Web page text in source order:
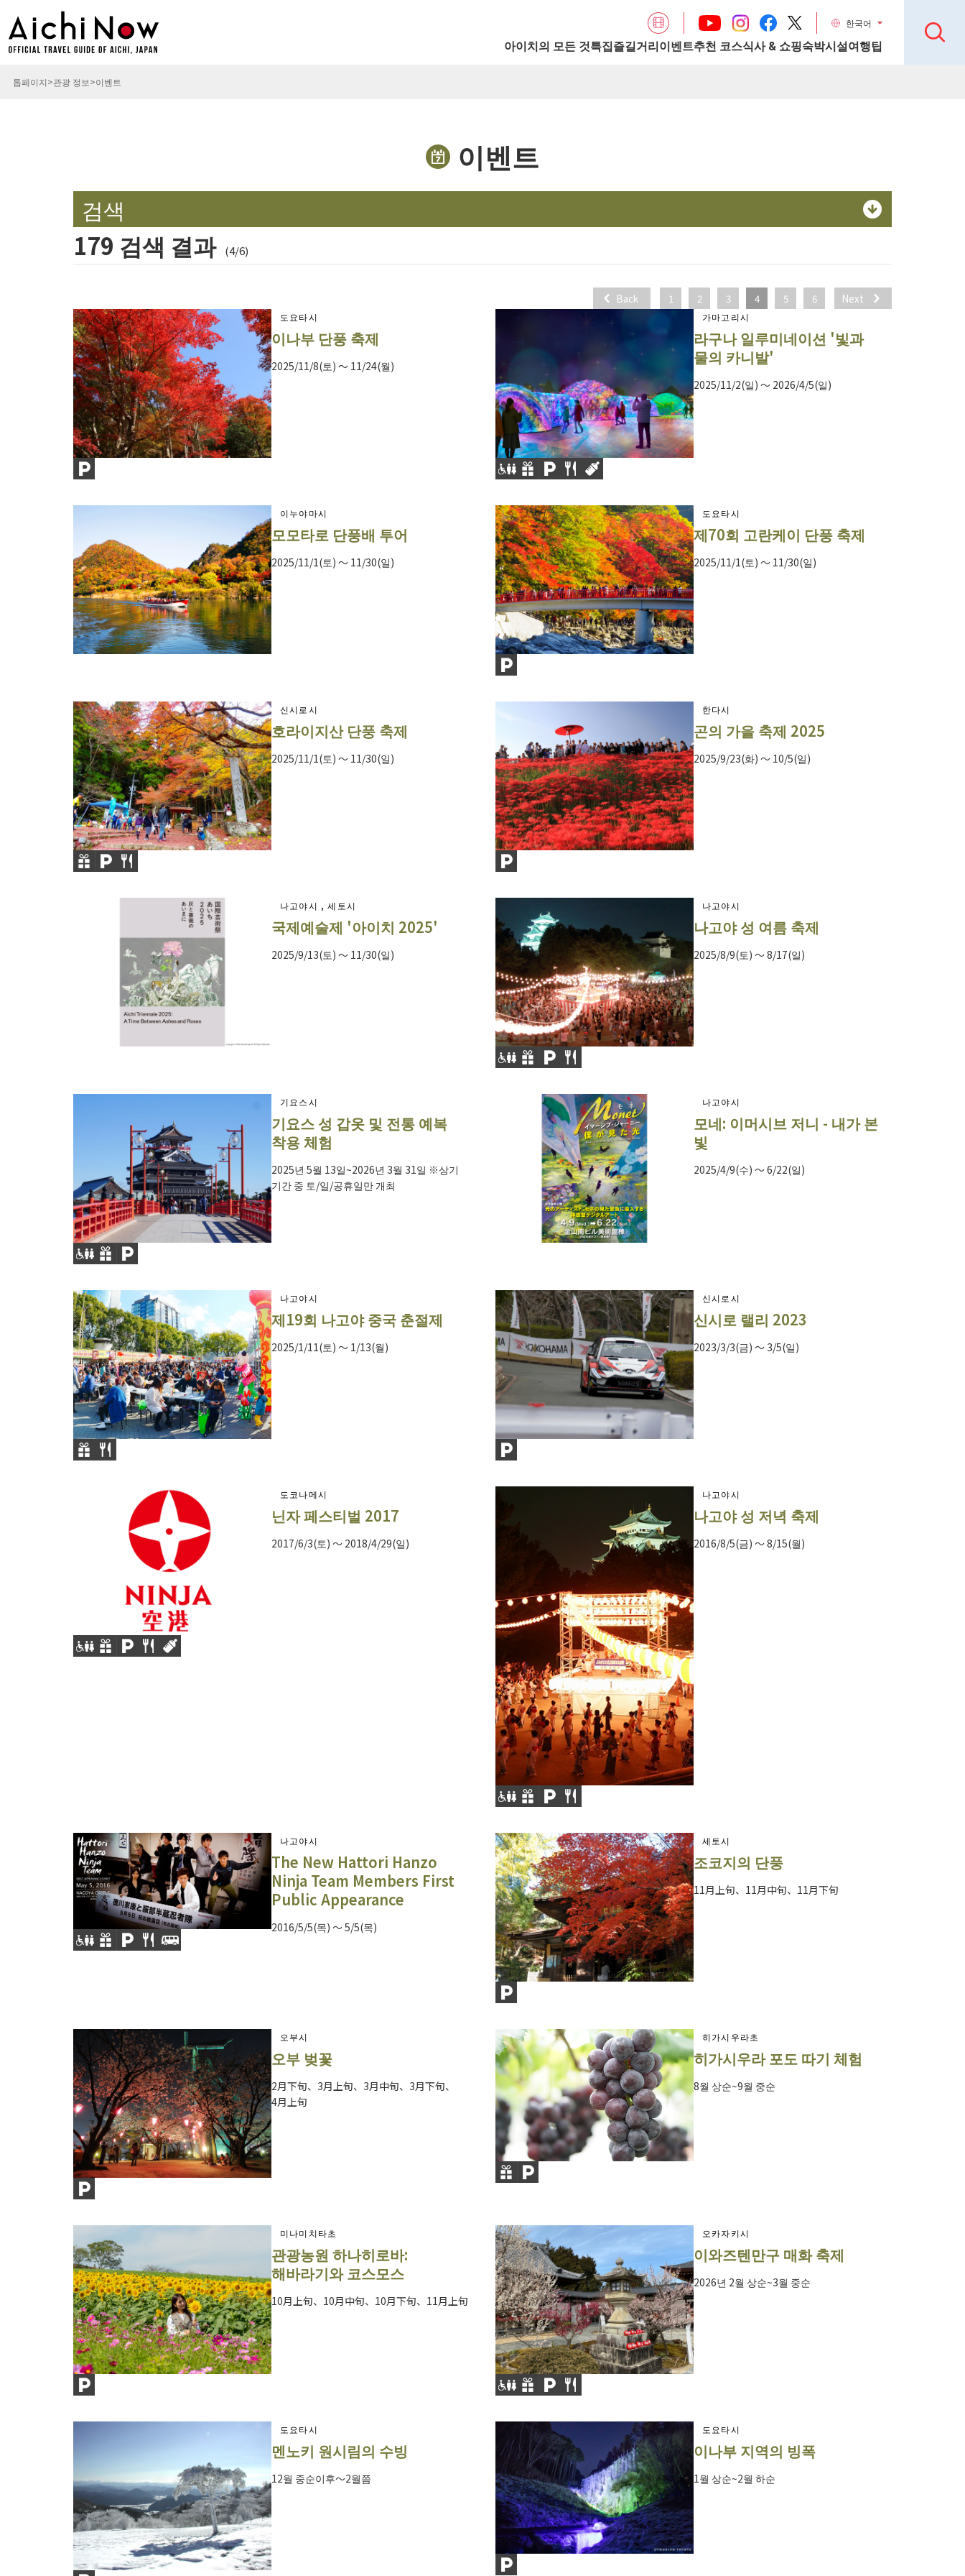
한국어
아이치의 모든 것특집즐길거리이벤트추천 코스식사 & 쇼핑숙박시설여행팁
톱페이지 관광 정보 이벤트
이벤트
검색
179 검색 결과 (4/6)
Back 1 2 3 4 5 6 Next
도요타시
이나부 단풍 축제
2025/11/8(토) ～ 11/24(월)
가마고리시
라구나 일루미네이션 '빛과
물의 카니발'
2025/11/2(일) ～ 2026/4/5(일)
이누야마시
모모타로 단풍배 투어
2025/11/1(토) ～ 11/30(일)
도요타시
제70회 고란케이 단풍 축제
2025/11/1(토) ～ 11/30(일)
신시로시
호라이지산 단풍 축제
2025/11/1(토) ～ 11/30(일)
한다시
곤의 가을 축제 2025
2025/9/23(화) ～ 10/5(일)
나고야시 , 세토시
국제예술제 '아이치 2025'
2025/9/13(토) ～ 11/30(일)
나고야시
나고야 성 여름 축제
2025/8/9(토) ～ 8/17(일)
기요스시
기요스 성 갑옷 및 전통 예복
착용 체험
2025년 5월 13일~2026년 3월 31일 ※상기
기간 중 토/일/공휴일만 개최
나고야시
모네: 이머시브 저니 - 내가 본
빛
2025/4/9(수) ～ 6/22(일)
나고야시
제19회 나고야 중국 춘절제
2025/1/11(토) ～ 1/13(월)
신시로시
신시로 랠리 2023
2023/3/3(금) ～ 3/5(일)
도코나메시
닌자 페스티벌 2017
2017/6/3(토) ～ 2018/4/29(일)
나고야시
나고야 성 저녁 축제
2016/8/5(금) ～ 8/15(월)
나고야시
The New Hattori Hanzo
Ninja Team Members First
Public Appearance
2016/5/5(목) ～ 5/5(목)
세토시
조코지의 단풍
11月上旬、11月中旬、11月下旬
오부시
오부 벚꽃
2月下旬、3月上旬、3月中旬、3月下旬、
4月上旬
히가시우라초
히가시우라 포도 따기 체험
8월 상순~9월 중순
미나미치타초
관광농원 하나히로바:
해바라기와 코스모스
10月上旬、10月中旬、10月下旬、11月上旬
오카자키시
이와즈텐만구 매화 축제
2026년 2월 상순~3월 중순
도요타시
멘노키 원시림의 수빙
12월 중순이후～2월쯤
도요타시
이나부 지역의 빙폭
1월 상순~2월 하순